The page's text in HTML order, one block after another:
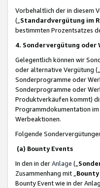
Vorbehaltlich der in diesem
(„ Standardvergütung im
bestimmten Prozentsatzes
4. Sondervergütung oder
Gelegentlich können wir
oder alternative Vergütung („
Sonderprogramme oder
Sonderprogramme oder
Produktverkäufen kommt)
Programmdokumentation
Werbeaktionen.
Folgende
(a) Bounty Events
In den in derAnlage („
Zusammenhang mit „
Bounty Event wie in der